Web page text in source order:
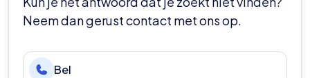
Neem dan gerust contact met ons op.
Bel